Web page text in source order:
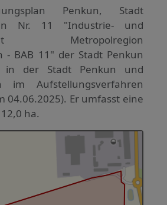
Penkun, Stadt
Nr. 11 "Industrie- und
Metropolregion
- BAB 11" der Stadt Penkun
der Stadt Penkun und
im Aufstellungsverfahren
04.06.2025). Er umfasst eine
ha.